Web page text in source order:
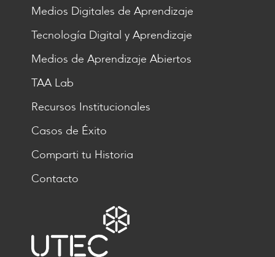
Medios Digitales de Aprendizaje
Tecnología Digital y Aprendizaje
Medios de Aprendizaje Abiertos
TAA Lab
Recursos Institucionales
Casos de Éxito
Comparti tu Historia
Contacto